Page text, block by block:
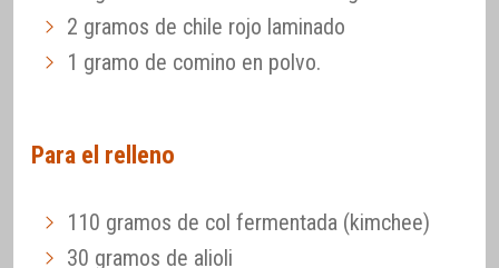
2 gramos de chile rojo laminado
1 gramo de comino en polvo.
Para el relleno
110 gramos de col fermentada (kimchee)
30 gramos de alioli